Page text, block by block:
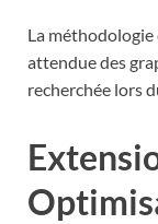
La
attendue des
recherchée lors